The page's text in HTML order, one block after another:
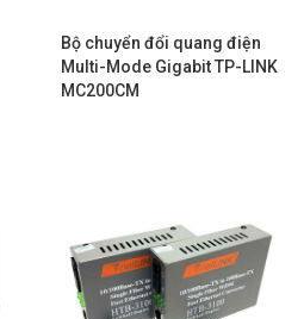
Bộ chuyển đổi quang điện
Multi-Mode Gigabit TP-LINK
MC200CM